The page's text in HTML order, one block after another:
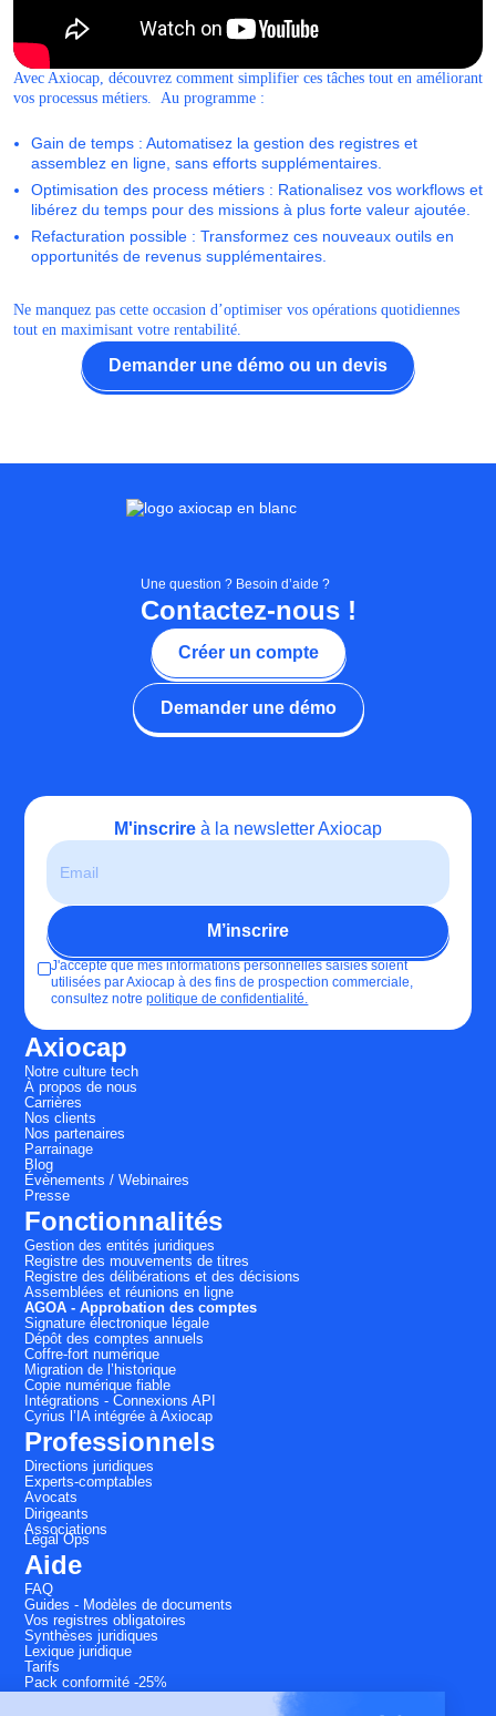
Avec Axiocap, découvrez comment simplifier ces tâches tout en améliorant
vos processus métiers. Au programme :
Gain de temps : Automatisez la gestion des registres et
assemblez en ligne, sans efforts supplémentaires.
Optimisation des process métiers : Rationalisez vos workflows et
libérez du temps pour des missions à plus forte valeur ajoutée.
Refacturation possible : Transformez ces nouveaux outils en
opportunités de revenus supplémentaires.
Ne manquez pas cette occasion d’optimiser vos opérations quotidiennes
tout en maximisant votre rentabilité.
Demander une démo ou un devis
Créer un compte
Demander une démo
Contactez-nous !
Une question ? Besoin d’aide ?
M'inscrire à la newsletter Axiocap
J'accepte que mes informations personnelles saisies soient
utilisées par Axiocap à des fins de prospection commerciale,
consultez notrepolitique de confidentialité.
Axiocap
Notre culture tech
À propos de nous
Carrières
Nos clients
Nos partenaires
Parrainage
Blog
Évènements / Webinaires
Presse
Fonctionnalités
Gestion des entités juridiques
Registre des mouvements de titres
Registre des délibérations et des décisions
Assemblées et réunions en ligne
AGOA - Approbation des comptes
Signature électronique légale
Dépôt des comptes annuels
Coffre-fort numérique
Migration de l’historique
Copie numérique fiable
Intégrations - Connexions API
Cyrius l’IA intégrée à Axiocap
Professionnels
Directions juridiques
Experts-comptables
Avocats
Dirigeants
Associations
Légal Ops
Aide
FAQ
Guides - Modèles de documents
Vos registres obligatoires
Synthèses juridiques
Lexique juridique
Tarifs
Pack conformité -25%